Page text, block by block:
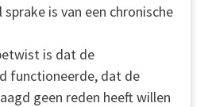
is van een chronische
is dat de
functioneerde, dat de
geen reden heeft willen